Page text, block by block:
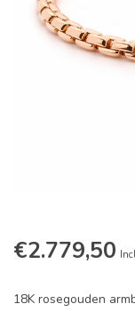
€2.779,50
18K rosegouden